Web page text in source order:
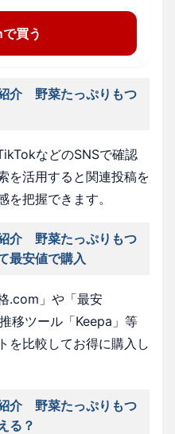
買う
介 野菜たっぷりもつ
などのSNSで確認
を活用すると関連投稿を
を把握できます。
介 野菜たっぷりもつ
最安値で購入
.com」や「最安
移ツール「Keepa」等
を比較してお得に購入し
介 野菜たっぷりもつ
る？